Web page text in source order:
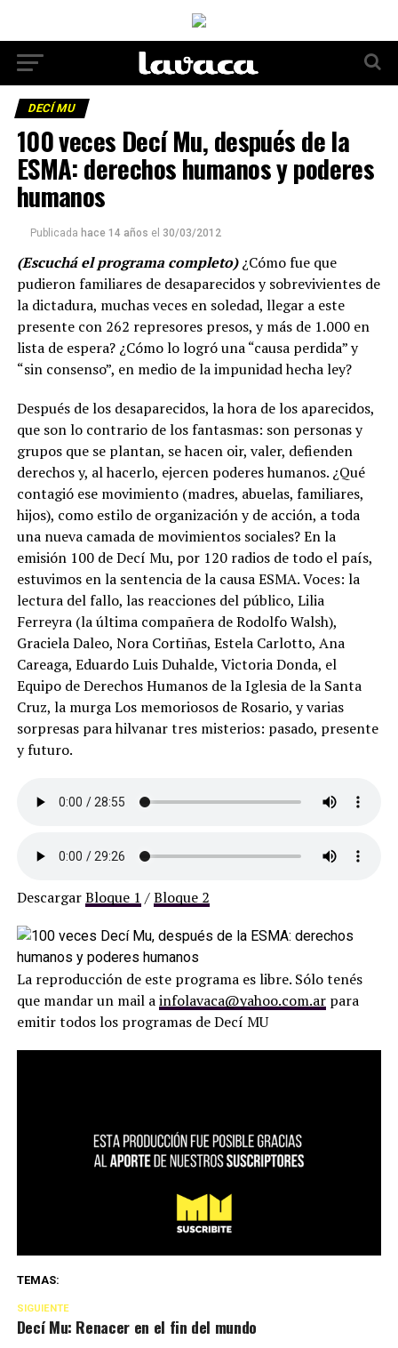
DECÍ MU
100 veces Decí Mu, después de la
ESMA: derechos humanos y poderes
humanos
Publicada hace 14 años el 30/03/2012
(Escuchá el programa completo)¿Cómo fue que
pudieron familiares de desaparecidos y sobrevivientes de
la dictadura, muchas veces en soledad, llegar a este
presente con 262 represores presos, y más de 1.000 en
lista de espera? ¿Cómo lo logró una “causa perdida” y
“sin consenso”, en medio de la impunidad hecha ley?
Después de los desaparecidos, la hora de los aparecidos,
que son lo contrario de los fantasmas: son personas y
grupos que se plantan, se hacen oir, valer, defienden
derechos y, al hacerlo, ejercen poderes humanos. ¿Qué
contagió ese movimiento (madres, abuelas, familiares,
hijos), como estilo de organización y de acción, a toda
una nueva camada de movimientos sociales? En la
emisión 100 de Decí Mu, por 120 radios de todo el país,
estuvimos en la sentencia de la causa ESMA. Voces: la
lectura del fallo, las reacciones del público, Lilia
Ferreyra (la última compañera de Rodolfo Walsh),
Graciela Daleo, Nora Cortiñas, Estela Carlotto, Ana
Careaga, Eduardo Luis Duhalde, Victoria Donda, el
Equipo de Derechos Humanos de la Iglesia de la Santa
Cruz, la murga Los memoriosos de Rosario, y varias
sorpresas para hilvanar tres misterios: pasado, presente
y futuro.
DescargarBloque 1 /Bloque 2
La reproducción de este programa es libre. Sólo tenés
que mandar un mail ainfolavaca@yahoo.com.arpara
emitir todos los programas de Decí MU
TEMAS:
SIGUIENTE
Decí Mu: Renacer en el fin del mundo